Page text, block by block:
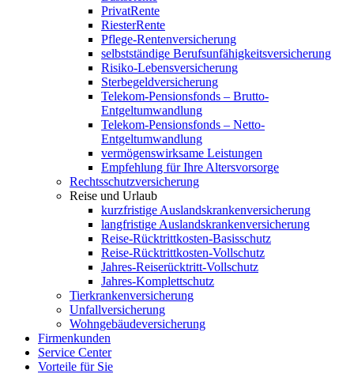
PrivatRente
RiesterRente
Pflege-Rentenversicherung
selbstständige Berufsunfähigkeitsversicherung
Risiko-Lebensversicherung
Sterbegeldversicherung
Telekom-Pensionsfonds – Brutto-
Entgeltumwandlung
Telekom-Pensionsfonds – Netto-
Entgeltumwandlung
vermögenswirksame Leistungen
Empfehlung für Ihre Altersvorsorge
Rechtsschutzversicherung
Reise und Urlaub
kurzfristige Auslandskrankenversicherung
langfristige Auslandskrankenversicherung
Reise-Rücktrittkosten-Basisschutz
Reise-Rücktrittkosten-Vollschutz
Jahres-Reiserücktritt-Vollschutz
Jahres-Komplettschutz
Tierkrankenversicherung
Unfallversicherung
Wohngebäudeversicherung
Firmenkunden
Service Center
Vorteile für Sie